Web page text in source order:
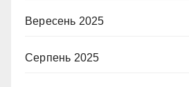
Вересень 2025
Серпень 2025